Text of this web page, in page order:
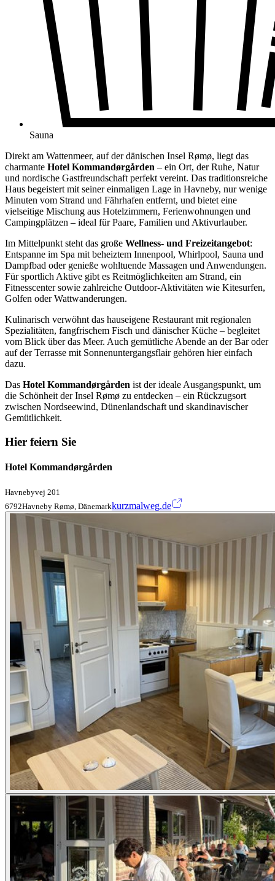
Sauna
Direkt am Wattenmeer, auf der dänischen Insel Rømø, liegt das
charmante Hotel Kommandørgården – ein Ort, der Ruhe, Natur
und nordische Gastfreundschaft perfekt vereint. Das traditionsreiche
Haus begeistert mit seiner einmaligen Lage in Havneby, nur wenige
Minuten vom Strand und Fährhafen entfernt, und bietet eine
vielseitige Mischung aus Hotelzimmern, Ferienwohnungen und
Campingplätzen – ideal für Paare, Familien und Aktivurlauber.
Im Mittelpunkt steht das große Wellness- und Freizeitangebot:
Entspanne im Spa mit beheiztem Innenpool, Whirlpool, Sauna und
Dampfbad oder genieße wohltuende Massagen und Anwendungen.
Für sportlich Aktive gibt es Reitmöglichkeiten am Strand, ein
Fitnesscenter sowie zahlreiche Outdoor-Aktivitäten wie Kitesurfen,
Golfen oder Wattwanderungen.
Kulinarisch verwöhnt das hauseigene Restaurant mit regionalen
Spezialitäten, fangfrischem Fisch und dänischer Küche – begleitet
vom Blick über das Meer. Auch gemütliche Abende an der Bar oder
auf der Terrasse mit Sonnenuntergangsflair gehören hier einfach
dazu.
Das Hotel Kommandørgården ist der ideale Ausgangspunkt, um
die Schönheit der Insel Rømø zu entdecken – ein Rückzugsort
zwischen Nordseewind, Dünenlandschaft und skandinavischer
Gemütlichkeit.
Hier feiern Sie
Hotel Kommandørgården
Havnebyvej 201
6792Havneby Rømø, Dänemarkkurzmalweg.de